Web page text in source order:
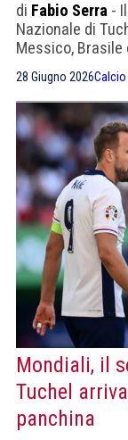
di Fabio Serra -
Nazionale di
Messico, Brasile
contro nessuno
28 Giugno 2026Calcio
Mondiali, il
Tuchel
panchina